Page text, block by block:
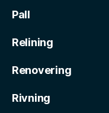
Pall
Relining
Renovering
Rivning